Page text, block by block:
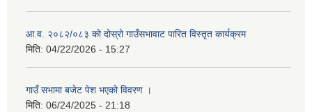
आ.व. २०८२/०८३ को दोस्रो गाउँसभावाट पारित विस्तृत कार्यक्रम
मिति: 04/22/2026 - 15:27
गाउँ सभामा बजेट पेश भएको विवरण ।
मिति: 06/24/2025 - 21:18